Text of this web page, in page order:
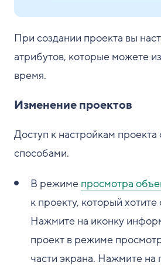
При создании проекта вы
атрибутов, которые можете
время.
Изменение проектов
Доступ к настройкам проекта
способами.
В режиме просмотра
к проекту, который хотите
Нажмите на иконку
проект в режиме
части экрана. Нажмите на